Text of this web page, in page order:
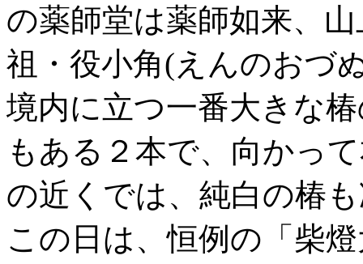
の薬師堂は薬師如来、
祖・役小角(えんのおづ
境内に立つ一番大きな
もある２本で、向かっ
の近くでは、純白の椿
この日は、恒例の「柴